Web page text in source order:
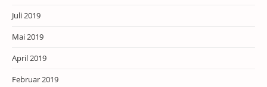
Juli 2019
Mai 2019
April 2019
Februar 2019